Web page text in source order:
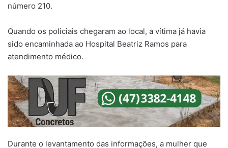
número 210.
Quando os policiais chegaram ao local, a vítima já havia
sido encaminhada ao Hospital Beatriz Ramos para
atendimento médico.
Durante o levantamento das informações, a mulher que